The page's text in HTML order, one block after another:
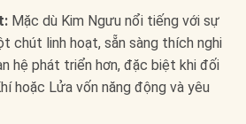
Mặc dù Kim Ngưu nổi tiếng với sự
chút linh hoạt, sẵn sàng thích nghi
hệ phát triển hơn, đặc biệt khi đối
hoặc Lửa vốn năng động và yêu